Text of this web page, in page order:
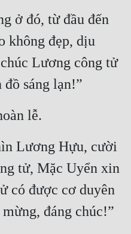
ở đó, từ đầu đến
không đẹp, dịu
Lương công tử
sáng lạn!”
lễ.
Lương Hựu, cười
tử, Mặc Uyển xin
có được cơ duyên
đáng chúc!”